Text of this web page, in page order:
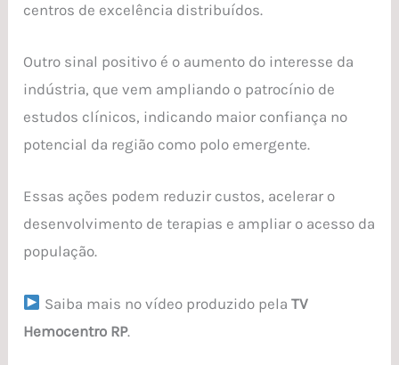
centros de excelência distribuídos.
Outro sinal positivo é o aumento do interesse da
indústria, que vem ampliando o patrocínio de
estudos clínicos, indicando maior confiança no
potencial da região como polo emergente.
Essas ações podem reduzir custos, acelerar o
desenvolvimento de terapias e ampliar o acesso da
população.
Saiba mais no vídeo produzido pela TV
Hemocentro RP.